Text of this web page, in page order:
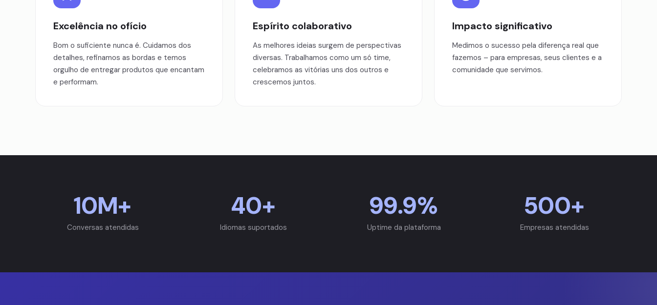
Excelência no ofício
Bom o suficiente nunca é. Cuidamos dos
detalhes, refinamos as bordas e temos
orgulho de entregar produtos que encantam
e performam.
Espírito colaborativo
As melhores ideias surgem de perspectivas
diversas. Trabalhamos como um só time,
celebramos as vitórias uns dos outros e
crescemos juntos.
Impacto significativo
Medimos o sucesso pela diferença real que
fazemos – para empresas, seus clientes e a
comunidade que servimos.
10M+
Conversas atendidas
40+
Idiomas suportados
99.9%
Uptime da plataforma
500+
Empresas atendidas